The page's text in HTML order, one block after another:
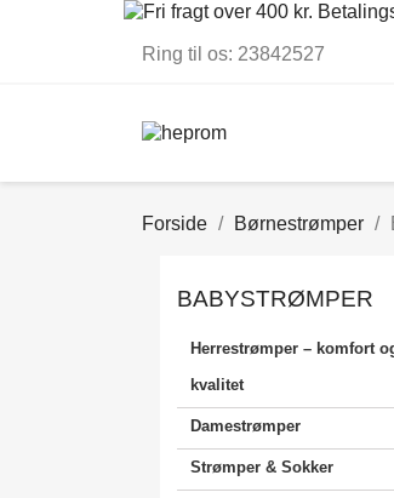
Ring til os: 23842527
Forside Børnestrømper
BABYSTRØMPER
Herrestrømper – komfort
kvalitet
Damestrømper
Strømper & Sokker